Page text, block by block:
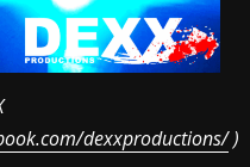
dexxproductions/)